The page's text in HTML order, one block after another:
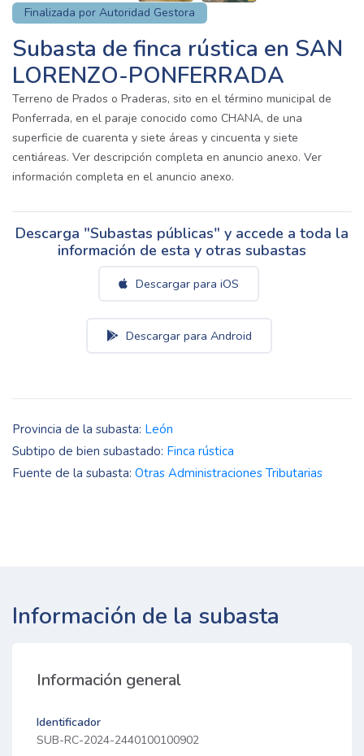
Finalizada por Autoridad Gestora
Subasta de finca rústica en SAN
LORENZO-PONFERRADA
Terreno de Prados o Praderas, sito en el término municipal de
Ponferrada, en el paraje conocido como CHANA, de una
superficie de cuarenta y siete áreas y cincuenta y siete
centiáreas. Ver descripción completa en anuncio anexo. Ver
información completa en el anuncio anexo.
Descarga "Subastas públicas" y accede a toda la
información de esta y otras subastas
Descargar para iOS
Descargar para Android
Provincia de la subasta: León
Subtipo de bien subastado: Finca rústica
Fuente de la subasta: Otras Administraciones Tributarias
Información de la subasta
Información general
Identificador
SUB-RC-2024-2440100100902